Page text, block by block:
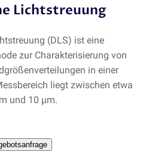
Lichtstreuung
(DLS) ist eine
zur Charakterisierung von
in einer
liegt zwischen etwa
und 10 µm.